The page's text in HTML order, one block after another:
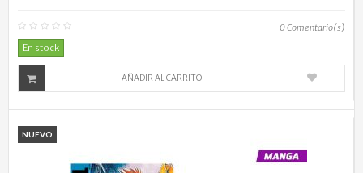
0Comentario(s)
En stock
AÑADIR AL CARRITO
NUEVO